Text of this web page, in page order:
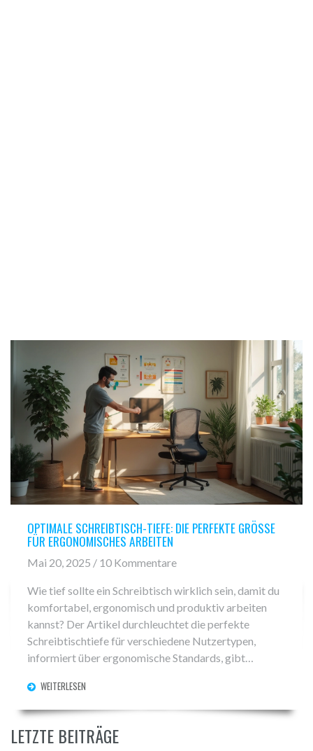
OPTIMALE SCHREIBTISCH-TIEFE: DIE PERFEKTE GRÖSSE F
ÜR ERGONOMISCHES ARBEITEN
Mai 20, 2025 / 10 Kommentare
Wie tief sollte ein Schreibtisch wirklich sein, damit du
komfortabel, ergonomisch und produktiv arbeiten
kannst? Der Artikel durchleuchtet die perfekte
Schreibtischtiefe für verschiedene Nutzertypen,
informiert über ergonomische Standards, gibt
Fehlern. Praktische Tabellen und Vergleiche helfen, die
optimale Lösung für Zuhause oder das Büro zu finden.
Leser erfahren alles, was sie rund ums Thema
Schreibtisch-Tiefe wissen müssen.
WEITERLESEN
LETZTE BEITRÄGE